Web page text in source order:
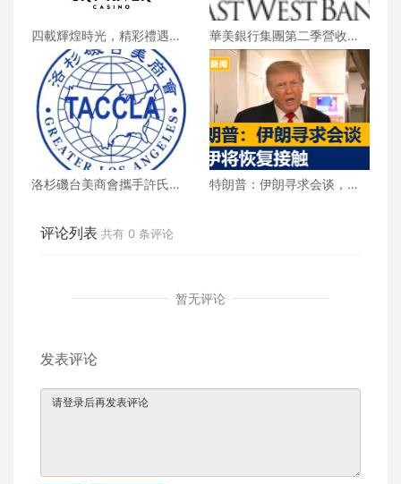
四載輝煌時光，精彩禮遇歡
慶一整月
華美銀行集團第二季營收創
新高 每股收益年增18%
洛杉磯台美商會攜手許氏參
特朗普：伊朗寻求会谈，美
评论列表 共有 0 条评论
暂无评论
发表评论